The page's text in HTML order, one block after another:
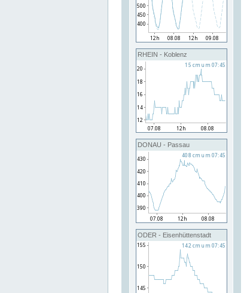
RHEIN - Koblenz
DONAU - Passau
ODER - Eisenhüttenstadt